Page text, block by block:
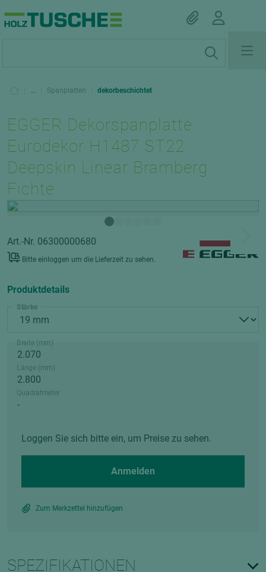
... Spanplatten dekorbeschichtet
EGGER Dekorspanplatte
Eurodekor H1487 ST22
Deepskin Linear Bramberg
Fichte
Art.-Nr. 06300000680
Bitte einloggen um die Lieferzeit zu sehen.
Produktdetails
Stärke
Breite (mm)
Länge (mm)
Quadratmeter
Loggen Sie sich bitte ein, um Preise zu sehen.
Anmelden
Zum Merkzettel hinzufügen
SPEZIFIKATIONEN